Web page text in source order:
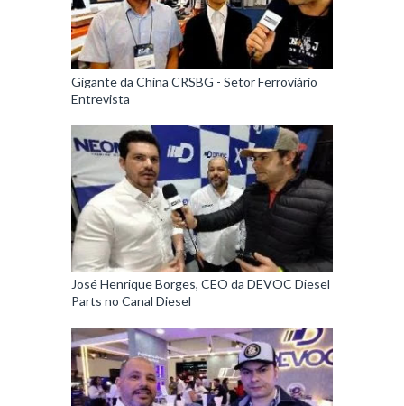
Gigante da China CRSBG - Setor Ferroviário
Entrevista
José Henrique Borges, CEO da DEVOC Diesel
Parts no Canal Diesel